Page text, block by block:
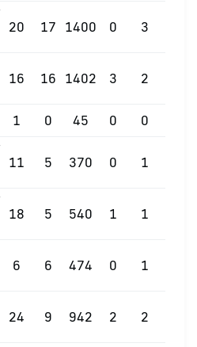
20 17 1400 0 3
16 16 1402 3 2
1 0 45 0 0
11 5 370 0 1
18 5 540 1 1
6 6 474 0 1
24 9 942 2 2